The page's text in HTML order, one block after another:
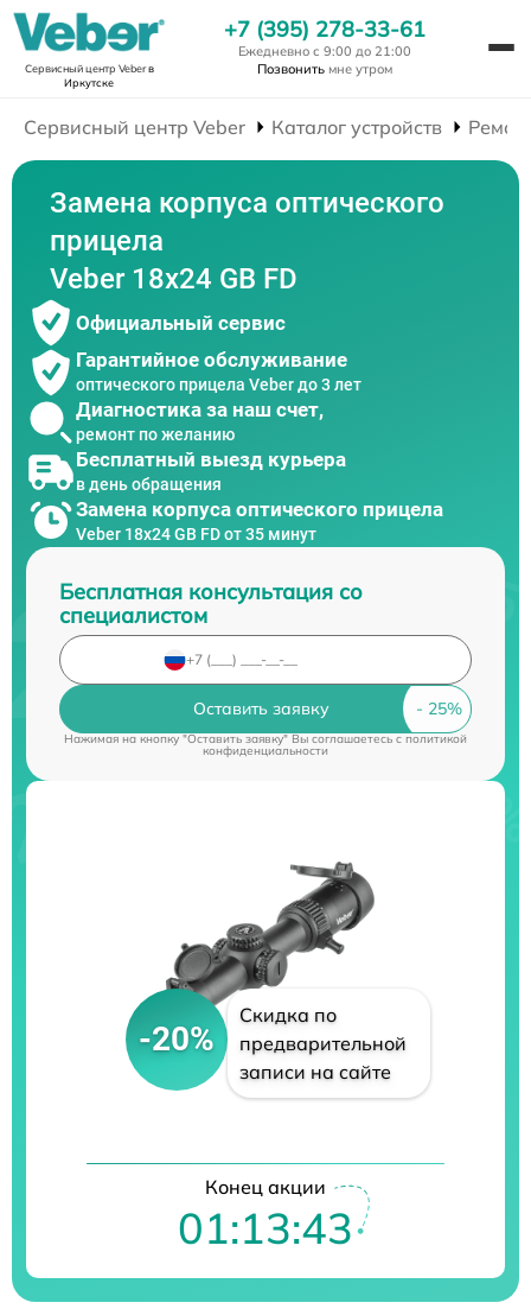
Сервисный центр Veberв
Иркутске
+7 (395) 278-33-61
Ежедневно с 9:00 до 21:00
Позвонить мне утром
Сервисный центр Veber Каталог устройств
Замена корпуса оптического
прицела
Veber 18x24 GB FD
Официальный сервис
Гарантийное обслуживание
оптического прицела Veber до 3 лет
Диагностика за наш счет,
ремонт по желанию
Бесплатный выезд курьера
в день обращения
Замена корпуса оптического прицела
Veber 18x24 GB FD от 35 минут
Бесплатная консультация со
специалистом
Оставить заявку
Нажимая на кнопку "Оставить заявку" Вы соглашаетесь cполитикой
конфиденциальности
-20%
Скидка по
предварительной
записи на сайте
Конец акции
01:13:42